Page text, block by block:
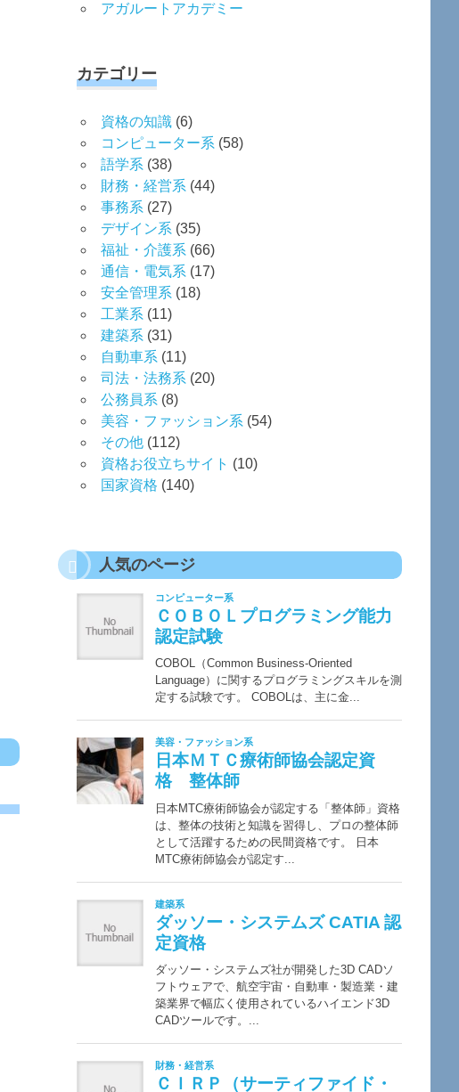
アガルートアカデミー
カテゴリー
資格の知識 (6)
コンピューター系 (58)
語学系 (38)
財務・経営系 (44)
事務系 (27)
デザイン系 (35)
福祉・介護系 (66)
通信・電気系 (17)
安全管理系 (18)
工業系 (11)
建築系 (31)
自動車系 (11)
司法・法務系 (20)
公務員系 (8)
美容・ファッション系 (54)
その他 (112)
資格お役立ちサイト (10)
国家資格 (140)
人気のページ